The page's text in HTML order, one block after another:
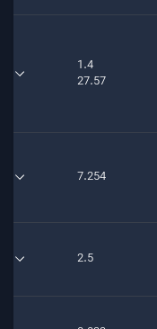
1.4
27.57
7.254
2.5